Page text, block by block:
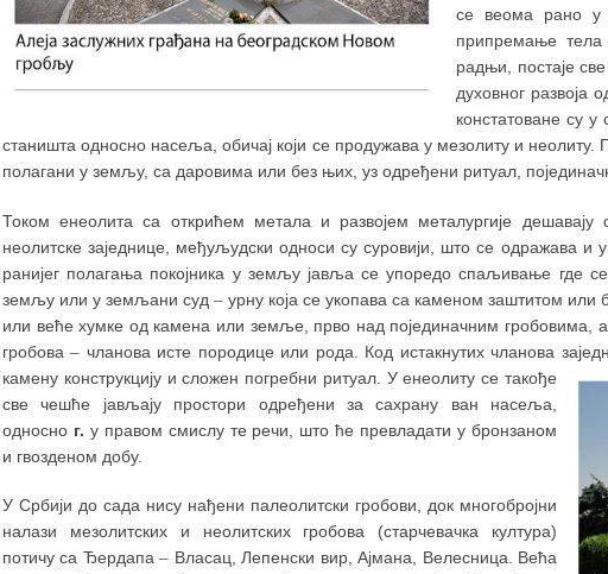
се веома рано у
припремање
радњи, постаје
духовног развоја
констатоване су
станишта односно насеља, обичај који се продужава у мезолиту и неолиту.
полагани у земљу, са даровима или без њих, уз одређени ритуал,
Током енеолита са открићем метала и развојем металургије
неолитске заједнице, међуљудски односи су суровији, што се одражава
ранијег полагања покојника у земљу јавља се упоредо спаљивање где
земљу или у земљани суд – урну која се укопава са каменом заштитом
или веће хумке од камена или земље, прво над појединачним гробовима,
гробова– чланова исте породице или рода. Код истакнутих чланова
камену конструкцију и сложен погребни ритуал. У енеолиту се такође
све чешће јављају простори одређени за сахрану ван насеља,
односно г. у правом смислу те речи, што ће превладати у бронзаном
и гвозденом добу.
У Србији до сада нису нађени палеолитски гробови, док многобројни
налази мезолитских и неолитских гробова (старчевачка култура)
потичу са Ђердапа– Власац, Лепенски вир, Ајмана, Велесница. Већа